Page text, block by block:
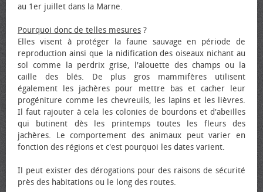
au 1er juillet dans la Marne.
Pourquoi donc de telles mesures ?
Elles visent à protéger la faune sauvage en période de
reproduction ainsi que la nidification des oiseaux nichant au
sol comme la perdrix grise, l'alouette des champs ou la
caille des blés. De plus gros mammifères utilisent
également les jachères pour mettre bas et cacher leur
progéniture comme les chevreuils, les lapins et les lièvres.
Il faut rajouter à cela les colonies de bourdons et d'abeilles
qui butinent dès les printemps toutes les fleurs des
jachères. Le comportement des animaux peut varier en
fonction des régions et c'est pourquoi les dates varient.
Il peut exister des dérogations pour des raisons de sécurité
près des habitations ou le long des routes.